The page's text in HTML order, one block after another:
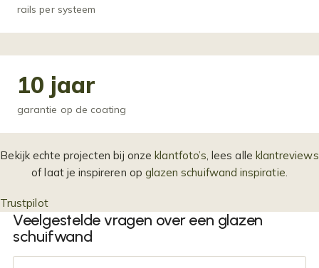
rails per systeem
10 jaar
garantie op de coating
Bekijk echte projecten bij onzeklantfoto’s, lees alle klantreviews
of laat je inspireren op glazen schuifwand inspiratie.
Trustpilot
Veelgestelde vragen over een glazen
schuifwand